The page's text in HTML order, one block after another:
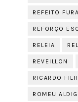
REFEITO
REFORÇO
RELEIA
REVEILLON
RICARDO
ROMEU